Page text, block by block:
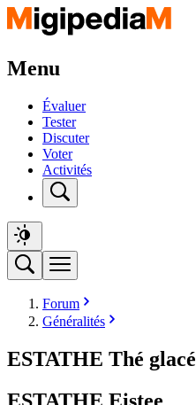
Menu
Évaluer
Tester
Discuter
Voter
Activités
Forum
Généralités
ESTATHE Thé glacé
ESTATHE Eistee